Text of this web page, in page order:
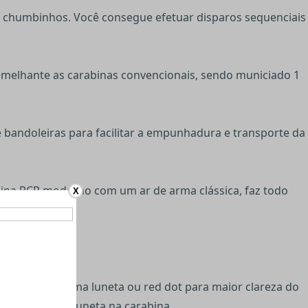
Você consegue efetuar disparos sequenciais
as carabinas convencionais, sendo municiado 1
bandoleiras para facilitar a empunhadura e transporte da
PCP moderno com um ar de arma clássica, faz todo
o uso de uma luneta ou red dot para maior clareza do
X